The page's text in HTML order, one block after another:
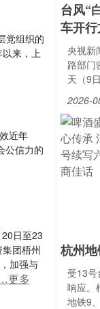
党组织的
以来，上
近年
公信力的
日至23
团梧州
加强与
多
台风“
车开
央视新
路部门
天（9
2026-
杭州
受13号
响应。
地铁9